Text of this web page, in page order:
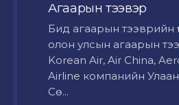
Агаарын тээвэр
Бид агаарын тээврийн
олон улсын агаарын
Korean Air, Air China,
Airline компанийн
Сө...